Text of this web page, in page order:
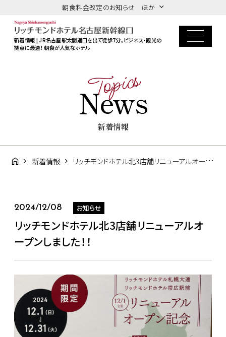
朝食料金改定のお知らせ ほか
新着情報 | JR名古屋駅太閤通口を出て徒歩7分。ビジネス・観光の
拠点に最適！ 朝食が人気なホテル
News
Topics
新着情報
新着情報 リッチモンドホテル北3店舗リニューアルオープンしました！！
2024/12/08 お知らせ
リッチモンドホテル北3店舗リニューアルオ
ープンしました！！